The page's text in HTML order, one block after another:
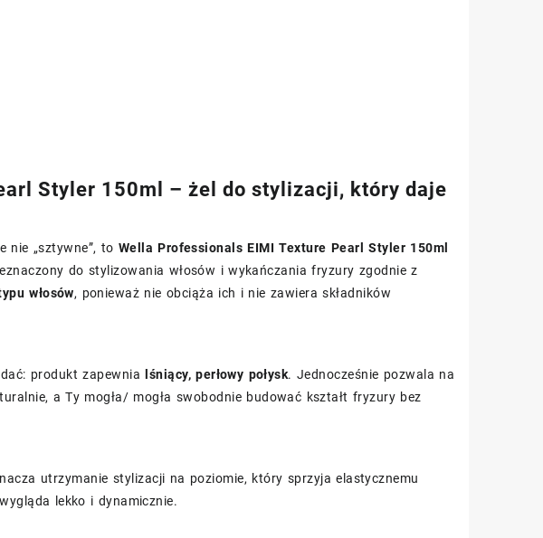
Styler 150ml – żel do stylizacji, który daje
nie „sztywne”, to Wella Professionals EIMI Texture Pearl Styler 150ml
do stylizowania włosów i wykańczania fryzury zgodnie z
włosów, ponieważ nie obciąża ich i nie zawiera składników
produkt zapewnia lśniący, perłowy połysk. Jednocześnie pozwala na
a Ty mogła/ mogła swobodnie budować kształt fryzury bez
utrzymanie stylizacji na poziomie, który sprzyja elastycznemu
lekko i dynamicznie.